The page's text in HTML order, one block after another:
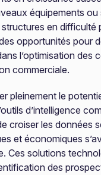
équipements ou
structures en difficulté
opportunités pour
l’optimisation des
commerciale.
pleinement le
d’intelligence
croiser les données
et économiques
Ces solutions
des